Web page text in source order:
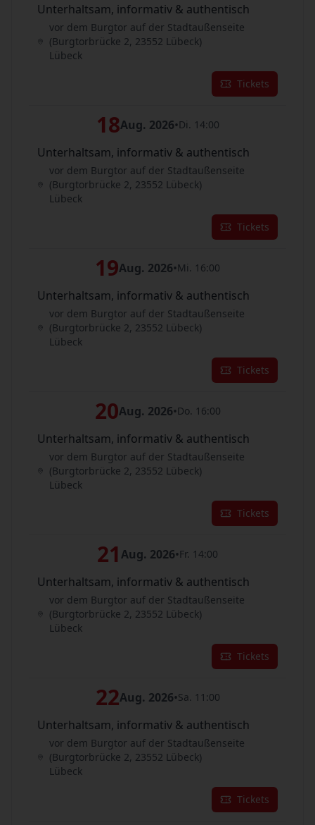
Unterhaltsam, informativ & authentisch
vor dem Burgtor auf der Stadtaußenseite
(Burgtorbrücke 2, 23552 Lübeck)
Lübeck
Tickets
18Aug. 2026•Di. 14:00
Unterhaltsam, informativ & authentisch
vor dem Burgtor auf der Stadtaußenseite
(Burgtorbrücke 2, 23552 Lübeck)
Lübeck
Tickets
19Aug. 2026•Mi. 16:00
Unterhaltsam, informativ & authentisch
vor dem Burgtor auf der Stadtaußenseite
(Burgtorbrücke 2, 23552 Lübeck)
Lübeck
Tickets
20Aug. 2026•Do. 16:00
Unterhaltsam, informativ & authentisch
vor dem Burgtor auf der Stadtaußenseite
(Burgtorbrücke 2, 23552 Lübeck)
Lübeck
Tickets
21 Aug. 2026•Fr. 14:00
Unterhaltsam, informativ & authentisch
vor dem Burgtor auf der Stadtaußenseite
(Burgtorbrücke 2, 23552 Lübeck)
Lübeck
Tickets
22Aug. 2026•Sa. 11:00
Unterhaltsam, informativ & authentisch
vor dem Burgtor auf der Stadtaußenseite
(Burgtorbrücke 2, 23552 Lübeck)
Lübeck
Tickets